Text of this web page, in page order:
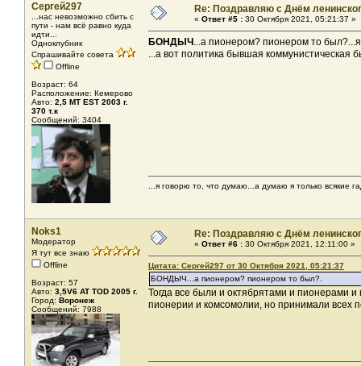
Сергей297
...нас невозможно сбить с
пути - нам всё равно куда
идти...
Одноклубник
Спрашивайте совета
Offline
Возраст: 64
Расположение: Кемерово
Авто: 2,5 МТ EST 2003 г.
370 т.к
Сообщений: 3404
Re: Поздравляю с Днём
« Ответ #5 : 30 Октября 2021, 05:21:37 »
БОНДЫЧ ...а пионером? пионером то
...а вот политика бывшая коммунистическая
...я говорю то, что думаю...а думаю я только всякие
Noks1
Модератор
Я тут все знаю
Offline
Возраст: 57
Авто: 3,5V6 AT TOD 2005 г.
Город: Воронеж
Сообщений: 7988
Re: Поздравляю с Днём
« Ответ #6 : 30 Октября 2021, 12:11:00 »
Цитата: Сергей297 от 30 Октября 2021, 05:21:37
БОНДЫЧ...а пионером? пионером то был?.
Тогда все были и октябрятами и пионерами
пионерии и комсомолии, но принимали всех